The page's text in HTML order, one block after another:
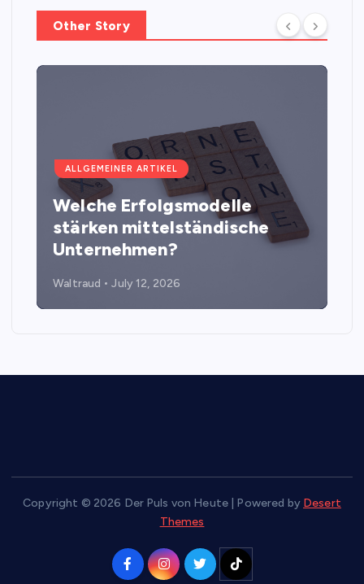
Other Story
ALLGEMEINER ARTIKEL
Welche Erfolgsmodelle
stärken mittelständische
Unternehmen?
Waltraud July 12, 2026
Copyright © 2026 Der Puls von Heute | Powered by Desert
Themes